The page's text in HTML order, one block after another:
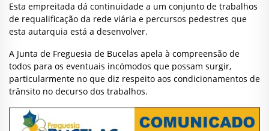
Esta empreitada dá continuidade a um conjunto de trabalhos
de requalificação da rede viária e percursos pedestres que
esta autarquia está a desenvolver.
A Junta de Freguesia de Bucelas apela à compreensão de
todos para os eventuais incómodos que possam surgir,
particularmente no que diz respeito aos condicionamentos de
trânsito no decurso dos trabalhos.